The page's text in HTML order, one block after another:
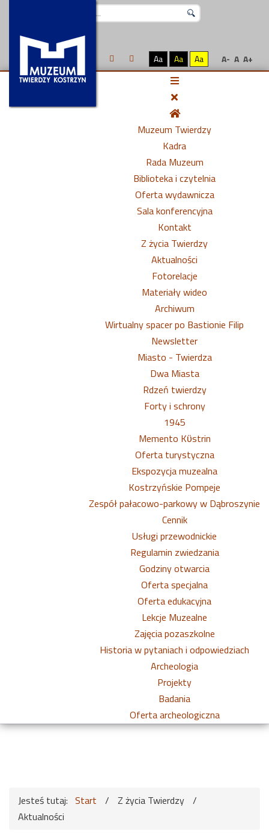
Aa Aa Aa A- A A+
Muzeum Twierdzy
Kadra
Rada Muzeum
Biblioteka i czytelnia
Oferta wydawnicza
Sala konferencyjna
Kontakt
Z życia Twierdzy
Aktualności
Fotorelacje
Materiały wideo
Archiwum
Wirtualny spacer po Bastionie Filip
Newsletter
Miasto - Twierdza
Dwa Miasta
Rdzeń twierdzy
Forty i schrony
1945
Memento Kϋstrin
Oferta turystyczna
Ekspozycja muzealna
Kostrzyńskie Pompeje
Zespół pałacowo-parkowy w Dąbroszynie
Cennik
Usługi przewodnickie
Regulamin zwiedzania
Godziny otwarcia
Oferta specjalna
Oferta edukacyjna
Lekcje Muzealne
Zajęcia pozaszkolne
Historia w pytaniach i odpowiedziach
Archeologia
Projekty
Badania
Oferta archeologiczna
Jesteś tutaj: Start / Z życia Twierdzy /
Aktualności